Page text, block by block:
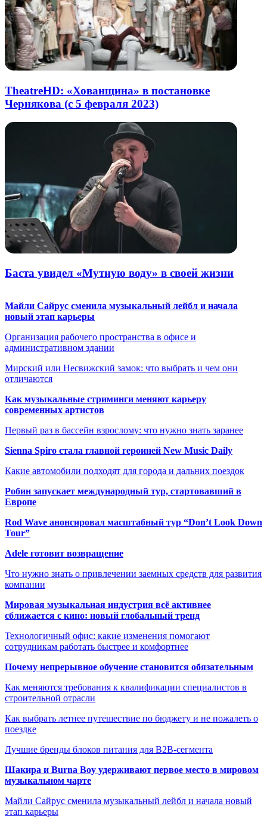
TheatreHD: «Хованщина» в постановке
Чернякова (с 5 февраля 2023)
Баста увидел «Мутную воду» в своей жизни
Майли Сайрус сменила музыкальный лейбл и начала
новый этап карьеры
Организация рабочего пространства в офисе и
административном здании
Мирский или Несвижский замок: что выбрать и чем они
отличаются
Как музыкальные стриминги меняют карьеру
современных артистов
Первый раз в бассейн взрослому: что нужно знать заранее
Sienna Spiro стала главной героиней New Music Daily
Какие автомобили подходят для города и дальних поездок
Робин запускает международный тур, стартовавший в
Европе
Rod Wave анонсировал масштабный тур “Don’t Look Down
Tour”
Adele готовит возвращение
Что нужно знать о привлечении заемных средств для развития
компании
Мировая музыкальная индустрия всё активнее
сближается с кино: новый глобальный тренд
Технологичный офис: какие изменения помогают
сотрудникам работать быстрее и комфортнее
Почему непрерывное обучение становится обязательным
Как меняются требования к квалификации специалистов в
строительной отрасли
Как выбрать летнее путешествие по бюджету и не пожалеть о
поездке
Лучшие бренды блоков питания для B2B-сегмента
Шакира и Burna Boy удерживают первое место в мировом
музыкальном чарте
Майли Сайрус сменила музыкальный лейбл и начала новый
этап карьеры